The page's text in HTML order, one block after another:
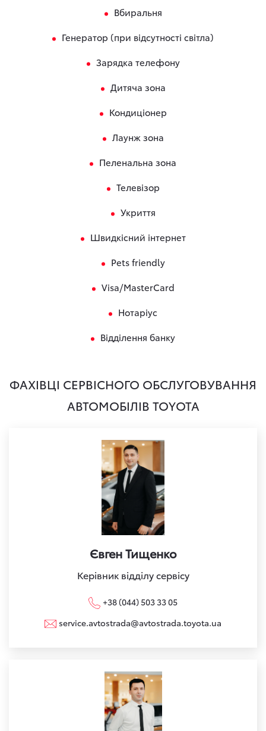
Вбиральня
Генератор (при відсутності світла)
Зарядка телефону
Дитяча зона
Кондиціонер
Лаунж зона
Пеленальна зона
Телевізор
Укриття
Швидкісний інтернет
Pets friendly
Visa/MasterCard
Нотаріус
Відділення банку
ФАХІВЦІ СЕРВІСНОГО ОБСЛУГОВУВАННЯ
АВТОМОБІЛІВ TOYOTA
Євген Тищенко
Керівник відділу сервісу
+38 (044) 503 33 05
service.avtostrada@avtostrada.toyota.ua